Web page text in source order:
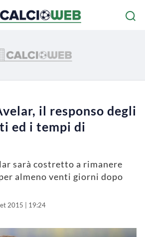
il responso degli
ed i tempi di
sarà costretto a rimanere
almeno venti giorni dopo
2015 | 19:24